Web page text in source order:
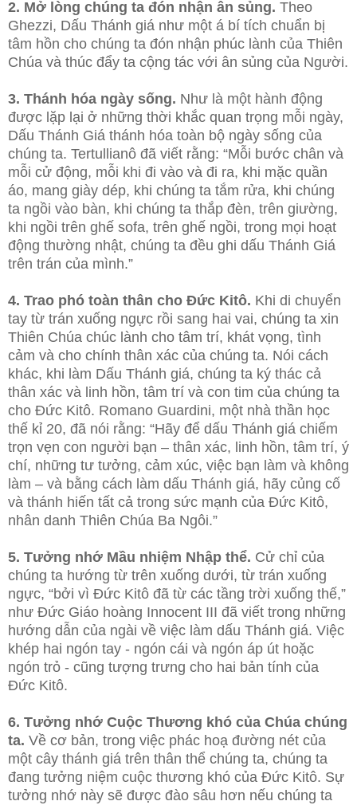
2. Mở lòng chúng ta đón nhận ân sủng. Theo
Ghezzi, Dấu Thánh giá như một á bí tích chuẩn bị
tâm hồn cho chúng ta đón nhận phúc lành của Thiên
Chúa và thúc đẩy ta cộng tác với ân sủng của Người.
3. Thánh hóa ngày sống. Như là một hành động
được lặp lại ở những thời khắc quan trọng mỗi ngày,
Dấu Thánh Giá thánh hóa toàn bộ ngày sống của
chúng ta. Tertullianô đã viết rằng: “Mỗi bước chân và
mỗi cử động, mỗi khi đi vào và đi ra, khi mặc quần
áo, mang giày dép, khi chúng ta tắm rửa, khi chúng
ta ngồi vào bàn, khi chúng ta thắp đèn, trên giường,
khi ngồi trên ghế sofa, trên ghế ngồi, trong mọi hoạt
động thường nhật, chúng ta đều ghi dấu Thánh Giá
trên trán của mình.”
4. Trao phó toàn thân cho Đức Kitô. Khi di chuyển
tay từ trán xuống ngực rồi sang hai vai, chúng ta xin
Thiên Chúa chúc lành cho tâm trí, khát vọng, tình
cảm và cho chính thân xác của chúng ta. Nói cách
khác, khi làm Dấu Thánh giá, chúng ta ký thác cả
thân xác và linh hồn, tâm trí và con tim của chúng ta
cho Đức Kitô. Romano Guardini, một nhà thần học
thế kỉ 20, đã nói rằng: “Hãy để dấu Thánh giá chiếm
trọn vẹn con người bạn – thân xác, linh hồn, tâm trí, ý
chí, những tư tưởng, cảm xúc, việc bạn làm và không
làm – và bằng cách làm dấu Thánh giá, hãy củng cố
và thánh hiến tất cả trong sức mạnh của Đức Kitô,
nhân danh Thiên Chúa Ba Ngôi.”
5. Tưởng nhớ Mầu nhiệm Nhập thể. Cử chỉ của
chúng ta hướng từ trên xuống dưới, từ trán xuống
ngực, “bởi vì Đức Kitô đã từ các tầng trời xuống thế,”
như Đức Giáo hoàng Innocent III đã viết trong những
hướng dẫn của ngài về việc làm dấu Thánh giá. Việc
khép hai ngón tay - ngón cái và ngón áp út hoặc
ngón trỏ - cũng tượng trưng cho hai bản tính của
Đức Kitô.
6. Tưởng nhớ Cuộc Thương khó của Chúa chúng
ta. Về cơ bản, trong việc phác hoạ đường nét của
một cây thánh giá trên thân thể chúng ta, chúng ta
đang tưởng niệm cuộc thương khó của Đức Kitô. Sự
tưởng nhớ này sẽ được đào sâu hơn nếu chúng ta